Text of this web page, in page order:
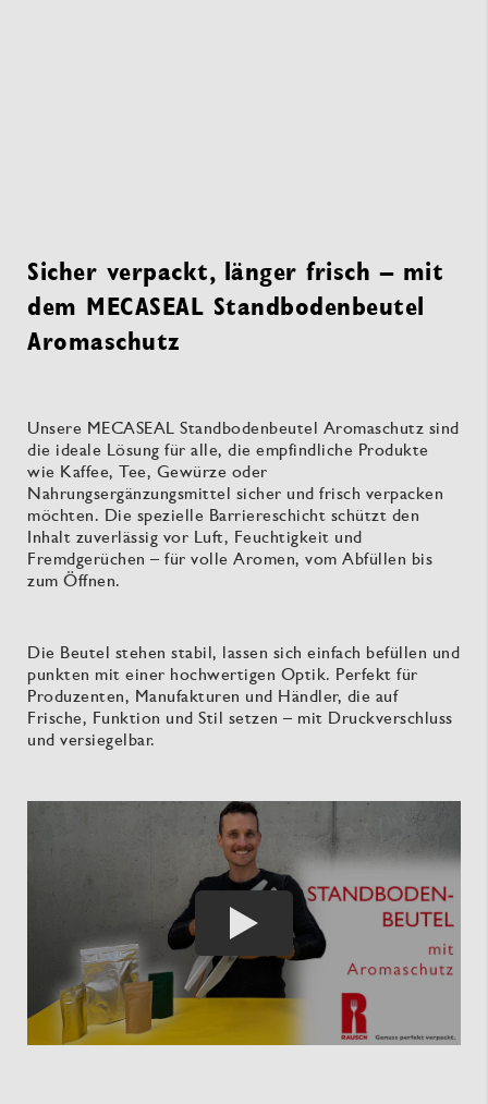
Sicher verpackt, länger frisch – mit
dem MECASEAL Standbodenbeutel
Aromaschutz
Unsere MECASEAL Standbodenbeutel Aromaschutz sind
die ideale Lösung für alle, die empfindliche Produkte
wie Kaffee, Tee, Gewürze oder
Nahrungsergänzungsmittel sicher und frisch verpacken
möchten. Die spezielle Barriereschicht schützt den
Inhalt zuverlässig vor Luft, Feuchtigkeit und
Fremdgerüchen – für volle Aromen, vom Abfüllen bis
zum Öffnen.
Die Beutel stehen stabil, lassen sich einfach befüllen und
punkten mit einer hochwertigen Optik. Perfekt für
Produzenten, Manufakturen und Händler, die auf
Frische, Funktion und Stil setzen – mit Druckverschluss
und versiegelbar.